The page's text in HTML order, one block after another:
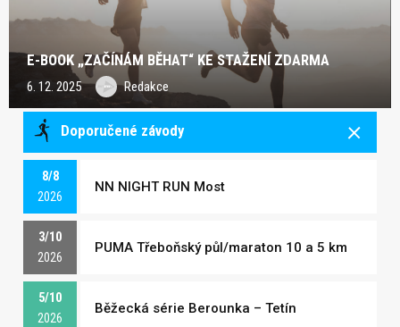
E-BOOK „ZAČÍNÁM BĚHAT“ KE STAŽENÍ ZDARMA
6. 12. 2025 Redakce
Doporučené závody
8/8
2026
NN NIGHT RUN Most
3/10
2026
PUMA Třeboňský půl/maraton 10 a 5 km
5/10
2026
Běžecká série Berounka – Tetín